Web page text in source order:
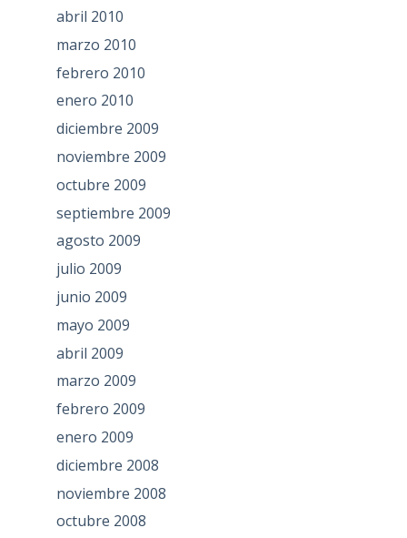
abril 2010
marzo 2010
febrero 2010
enero 2010
diciembre 2009
noviembre 2009
octubre 2009
septiembre 2009
agosto 2009
julio 2009
junio 2009
mayo 2009
abril 2009
marzo 2009
febrero 2009
enero 2009
diciembre 2008
noviembre 2008
octubre 2008